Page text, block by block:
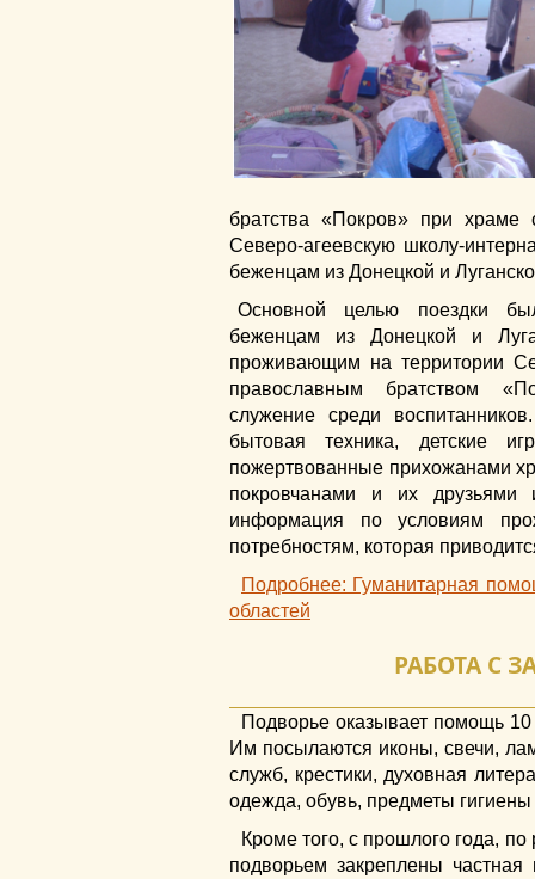
братства «Покров» при
Северо-агеевскую школу-
беженцам из Донецкой и
Основной целью поездки
беженцам из Донецкой и
проживающим на территории
православным братством
служение среди
бытовая техника, детские
пожертвованные прихожанами
покровчанами и их
информация по условиям
потребностям, которая
Подробнее: Гуманитарная
областей
РАБОТА С
Подворье оказывает помощь
Им посылаются иконы, свечи,
служб, крестики, духовная
одежда, обувь, предметы
Кроме того, с прошлого года,
подворьем закреплены